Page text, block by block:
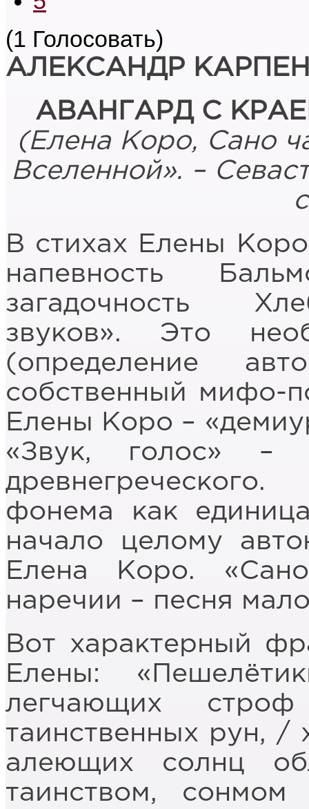
(1 Голосовать)
АЛЕКСАНДР
АВАНГАРД С
(Елена Коро, Сано
Вселенной». –
В стихах Елены
напевность
загадочность
звуков». Это
(определение
собственный мифо-
Елены Коро –
«Звук, голос»
фонема как
начало целому
Елена Коро.
наречии – песня
Вот характерный
Елены:
легчающих
таинственных рун, /
алеющих солнц
таинством,